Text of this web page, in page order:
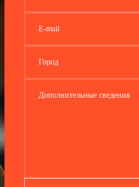
E-mail
Город
Дополнительные сведения